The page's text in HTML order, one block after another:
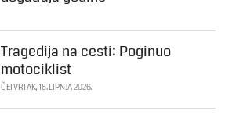
Tragedija na cesti: Poginuo
motociklist
ČETVRTAK, 18. LIPNJA 2026.